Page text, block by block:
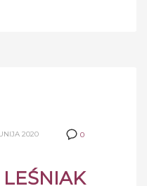
0
2020